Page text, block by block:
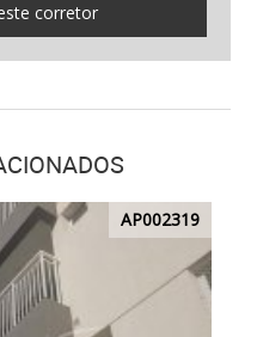
corretor
AP002319